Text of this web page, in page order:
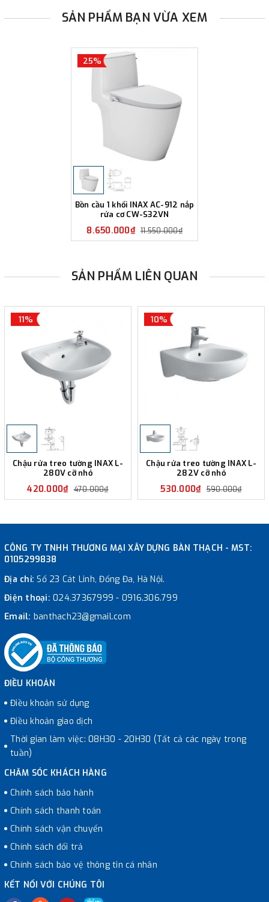
SẢN PHẨM BẠN VỪA XEM
25%
Bồn cầu 1 khối INAX AC-912 nắp
rửa cơ CW-S32VN
8.650.000₫ 11.550.000₫
SẢN PHẨM LIÊN QUAN
11%
Chậu rửa treo tường INAX L-
280V cỡ nhỏ
420.000₫ 470.000₫
10%
Chậu rửa treo tường INAX L-
282V cỡ nhỏ
530.000₫ 590.000₫
CÔNG TY TNHH THƯƠNG MẠI XÂY DỰNG BÀN THẠCH - MST:
0105299838
Địa chỉ:Số 23 Cát Linh, Đống Đa, Hà Nội.
Điện thoại: 024.37367999 - 0916.306.799
Email: banthach23@gmail.com
ĐIỀU KHOẢN
Điều khoản sử dụng
Điều khoản giao dịch
Thời gian làm việc: 08H30 - 20H30 (Tất cả các ngày trong
tuần)
CHĂM SÓC KHÁCH HÀNG
Chính sách bảo hành
Chính sách thanh toán
Chính sách vận chuyển
Chính sách đổi trả
Chính sách bảo vệ thông tin cá nhân
KẾT NỐI VỚI CHÚNG TÔI